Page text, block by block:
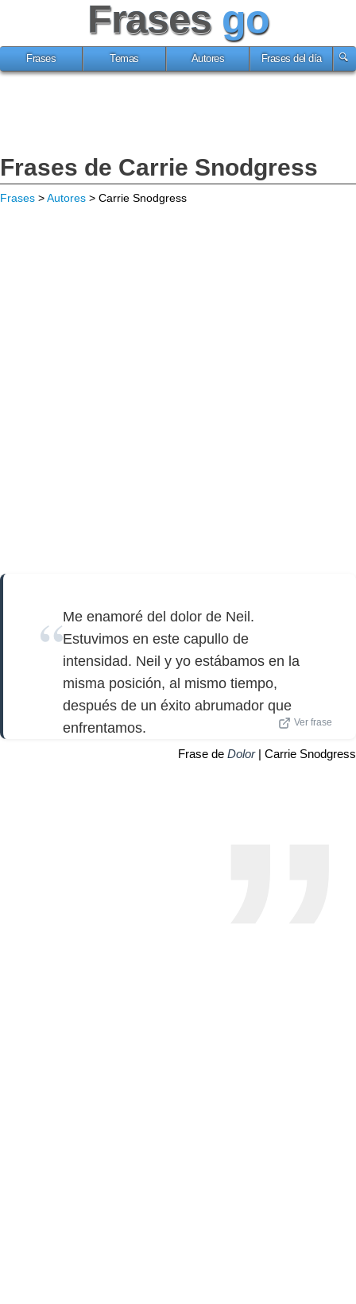
Frases go
Frases Temas Autores Frases del día
Frases de Carrie Snodgress
Frases >Autores > Carrie Snodgress
Me enamoré del dolor de Neil.
Estuvimos en este capullo de
intensidad. Neil y yo estábamos en la
misma posición, al mismo tiempo,
después de un éxito abrumador que
enfrentamos.
Ver frase
Frase de Dolor| Carrie Snodgress